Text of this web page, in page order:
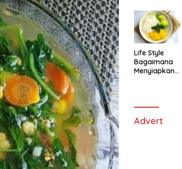
Life Style
Bagaimana
Menyiapkan
Selera
Advert